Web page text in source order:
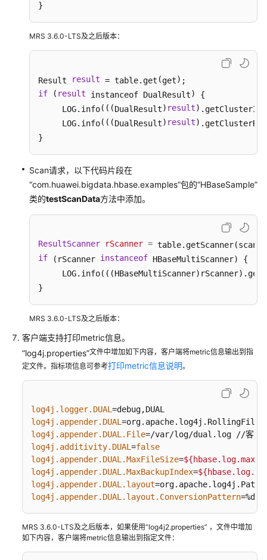
对
外
接
如
何
置
HBase
Phoenix
命
令
绍
运
行
应
用
开
发
程
序
产
生
异
常
如
}
MRS 3.6.0-LTS及之后版本：
Result result = table.get (get)
if
( result instanceof DualResult)
{
     LOG.info
(((DualResult) result) .getClusterId
     LOG.info
(((DualResult) result)
}
Scan请求，以下代码片段在
“com.huawei.bigdata.hbase.examples”包的“HBaseSample”
类的testScanData方法中添加。
ResultScanner rScanner =
if (rScanner instanceof HBaseMultiScanner) {
}
MRS 3.6.0-LTS及之后版本：
客户端支持打印metric信息。
“log4j.properties”文件中增加如下内容，客户端将metric信息输出到指
定文件。指标项信息可参考打印metric信息说明。
log4j.logger.DUAL
log4j.appender.DUAL
log4j.appender.DUAL.File
log4j.additivity.DUAL =false
log4j.appender.DUAL.MaxFileSize=
log4j.appender.DUAL.MaxBackupIndex=
log4j.appender.DUAL.layout
log4j.appender.DUAL.layout.ConversionPattern
MRS 3.6.0-LTS及之后版本，如果使用“log4j2.properties” ，文件中增加
如下内容，客户端将metric信息输出到指定文件：